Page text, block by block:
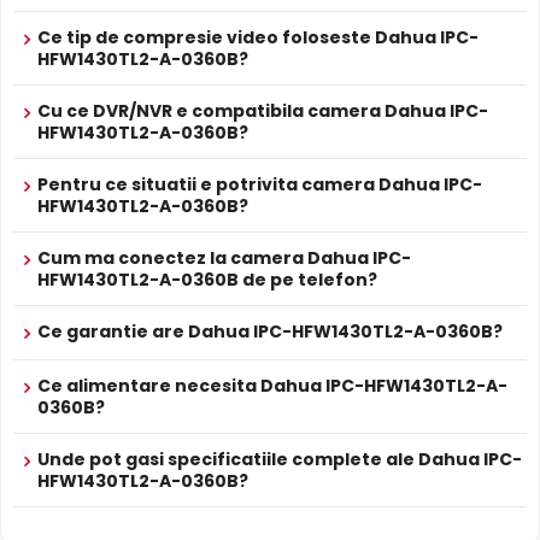
FunctiaBLC(Backlight Compensation) cu care este
dotata camera Dahua IPC-HFW1430TL2-A-0360B, permite
exemplu, in dreptul unei ferestre sau a unei usi de acces)
sa fie vizibile.
Ce tip de compresie video foloseste Dahua IPC-
HFW1430TL2-A-0360B?
Cu ce DVR/NVR e compatibila camera Dahua IPC-
HFW1430TL2-A-0360B?
Pentru ce situatii e potrivita camera Dahua IPC-
HFW1430TL2-A-0360B?
Cum ma conectez la camera Dahua IPC-
HFW1430TL2-A-0360B de pe telefon?
Ce garantie are Dahua IPC-HFW1430TL2-A-0360B?
Ce alimentare necesita Dahua IPC-HFW1430TL2-A-
0360B?
Unde pot gasi specificatiile complete ale Dahua IPC-
HFW1430TL2-A-0360B?